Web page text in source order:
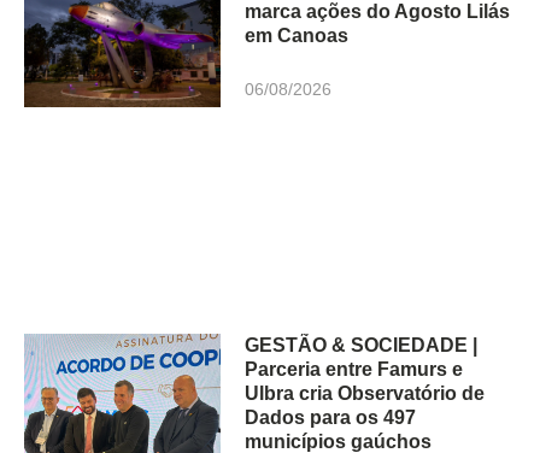
marca ações do Agosto Lilás
em Canoas
06/08/2026
GESTÃO & SOCIEDADE |
Parceria entre Famurs e
Ulbra cria Observatório de
Dados para os 497
municípios gaúchos